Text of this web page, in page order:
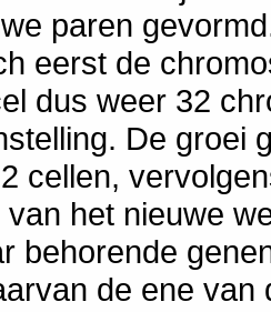
paren
eerst de
dus weer 32
De groei
cellen,
het nieuwe
behorende
de ene